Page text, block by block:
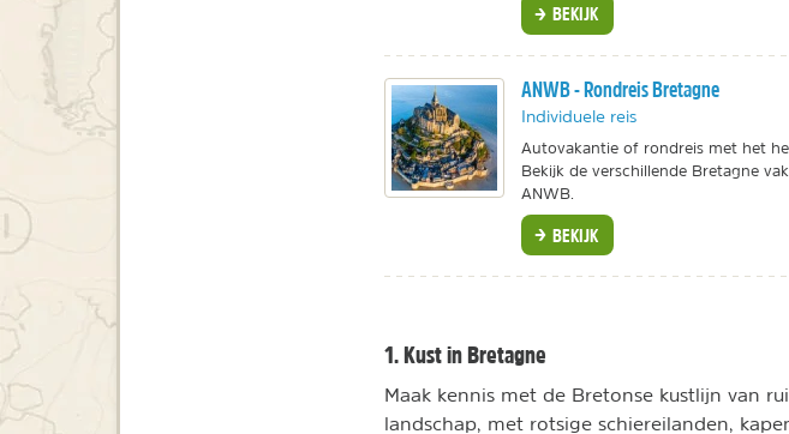
BEKIJK
ANWB - Rondreis Bretagne
Individuele reis
Autovakantie of rondreis met het
Bekijk de verschillende Bretagne
ANWB.
BEKIJK
1. Kust in Bretagne
Maak kennis met de Bretonse kustlijn van
landschap, met rotsige schiereilanden,